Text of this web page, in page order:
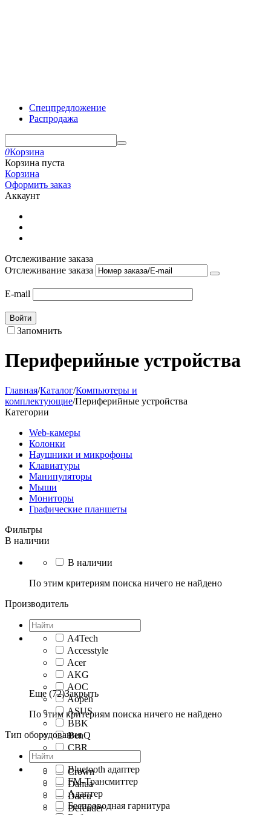
Спецпредложение
Распродажа
0Корзина
Корзина пуста
Корзина
Оформить заказ
Аккаунт
Отслеживание заказа
Отслеживание заказа
E-mail
Войти
Запомнить
Периферийные устройства
Главная/Каталог/Компьютеры и
комплектующие/Периферийные устройства
Категории
Web-камеры
Колонки
Наушники и микрофоны
Клавиатуры
Манипуляторы
Мыши
Мониторы
Графические планшеты
Фильтры
В наличии
В наличии
По этим критериям поиска ничего не найдено
Производитель
A4Tech
Accesstyle
Acer
AKG
AOC
Aopen
ASUS
BBK
BenQ
CBR
Crown
Dahua
Dareu
Defender
Еще (72)Закрыть
По этим критериям поиска ничего не найдено
Тип оборудования
Bluetooth адаптер
FM-Трансмиттер
Адаптер
Беспроводная гарнитура